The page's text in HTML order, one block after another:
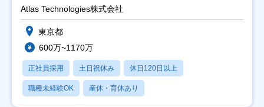
Atlas Technologies株式会社
東京都
600万~1170万
正社員採用 土日祝休み 休日120日以上
職種未経験OK 産休・育休あり